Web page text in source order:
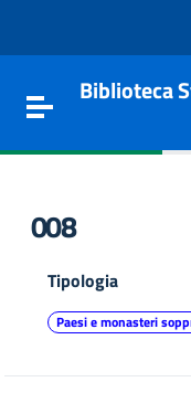
Toggle navigation
Biblioteca
008
Tipologia
Paesi e monasteri